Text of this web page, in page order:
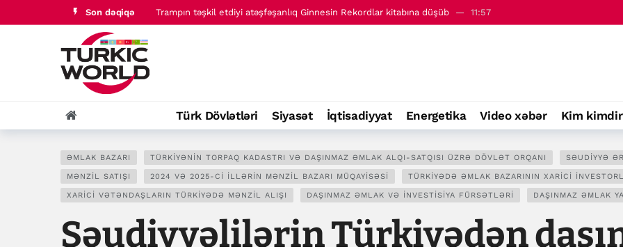
Son dəqiqə Trampın təşkil etdiyi atəşfəşanlıq Ginnesin Rekordlar kitabına düşüb 11:57
Türk Dövlətləri Siyasət İqtisadiyyat Energetika Video xəbər Kim
ƏMLAK BAZARI TÜRKIYƏNIN TORPAQ KADASTRI VƏ DAŞINMAZ ƏMLAK ALQI-SATQISI ÜZRƏ DÖVLƏT ORQANI SƏUDIYYƏ
MƏNZIL SATIŞI 2024 VƏ 2025-CI ILLƏRIN MƏNZIL BAZARI MÜQAYISƏSI TÜRKIYƏDƏ ƏMLAK BAZARININ XARICI
XARICI VƏTƏNDAŞLARIN TÜRKIYƏDƏ MƏNZIL ALIŞI DAŞINMAZ ƏMLAK VƏ INVESTISIYA FÜRSƏTLƏRI DAŞINMAZ ƏMLAK
Səudiyyəlilərin Türkiyədən